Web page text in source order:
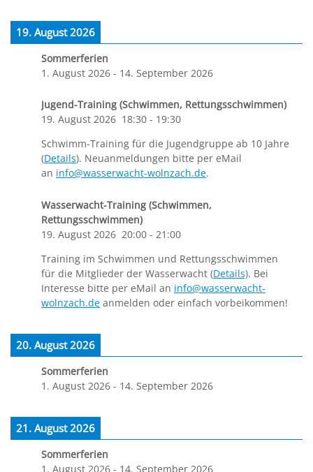
19. August 2026
Sommerferien
1. August 2026 - 14. September 2026
Jugend-Training (Schwimmen, Rettungsschwimmen)
19. August 2026 18:30 - 19:30
Schwimm-Training für die Jugendgruppe ab 10 Jahre
(Details). Neuanmeldungen bitte per eMail
an info@wasserwacht-wolnzach.de.
Wasserwacht-Training (Schwimmen,
Rettungsschwimmen)
19. August 2026 20:00 - 21:00
Training im Schwimmen und Rettungsschwimmen
für die Mitglieder der Wasserwacht (Details). Bei
Interesse bitte per eMail an info@wasserwacht-
wolnzach.de anmelden oder einfach vorbeikommen!
20. August 2026
Sommerferien
1. August 2026 - 14. September 2026
21. August 2026
Sommerferien
1. August 2026 - 14. September 2026